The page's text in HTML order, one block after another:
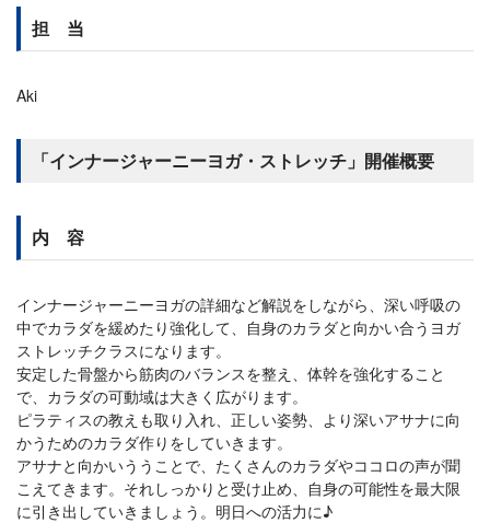
担 当
Aki
「インナージャーニーヨガ・ストレッチ」開催概要
内 容
インナージャーニーヨガの詳細など解説をしながら、深い呼吸の
中でカラダを緩めたり強化して、自身のカラダと向かい合うヨガ
ストレッチクラスになります。
安定した骨盤から筋肉のバランスを整え、体幹を強化すること
で、カラダの可動域は大きく広がります。
ピラティスの教えも取り入れ、正しい姿勢、より深いアサナに向
かうためのカラダ作りをしていきます。
アサナと向かいううことで、たくさんのカラダやココロの声が聞
こえてきます。それしっかりと受け止め、自身の可能性を最大限
に引き出していきましょう。明日への活力に♪